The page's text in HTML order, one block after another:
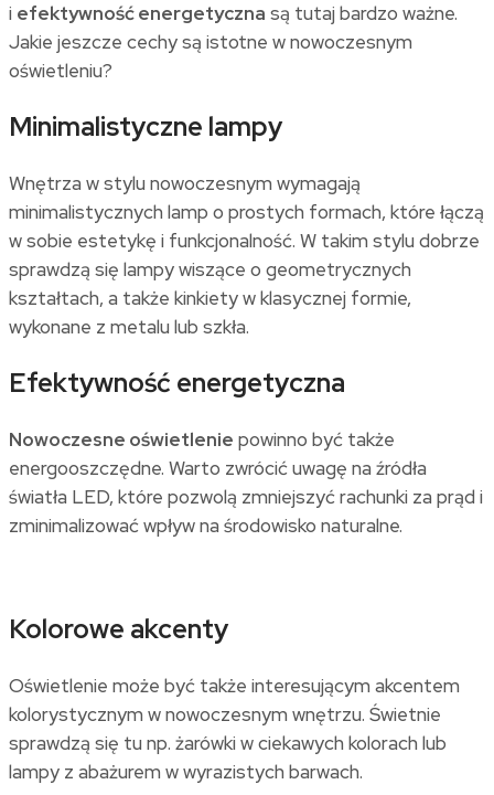
i efektywność energetyczna są tutaj bardzo ważne.
Jakie jeszcze cechy są istotne w nowoczesnym
oświetleniu?
Minimalistyczne lampy
Wnętrza w stylu nowoczesnym wymagają
minimalistycznych lamp o prostych formach, które łączą
w sobie estetykę i funkcjonalność. W takim stylu dobrze
sprawdzą się lampy wiszące o geometrycznych
kształtach, a także kinkiety w klasycznej formie,
wykonane z metalu lub szkła.
Efektywność energetyczna
Nowoczesne oświetlenie powinno być także
energooszczędne. Warto zwrócić uwagę na źródła
światła LED, które pozwolą zmniejszyć rachunki za prąd i
zminimalizować wpływ na środowisko naturalne.
Kolorowe akcenty
Oświetlenie może być także interesującym akcentem
kolorystycznym w nowoczesnym wnętrzu. Świetnie
sprawdzą się tu np. żarówki w ciekawych kolorach lub
lampy z abażurem w wyrazistych barwach.